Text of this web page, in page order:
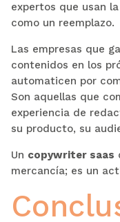
expertos que usan
como un reemplazo.
Las empresas que
contenidos en los
automaticen por
Son aquellas que
experiencia de
su producto, su
Un copywriter saas
mercancía; es un